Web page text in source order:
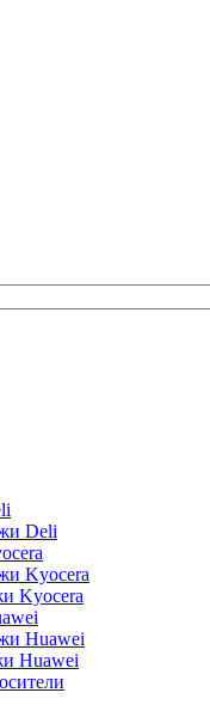
Deli
Kyocera
Kyocera
Huawei
Huawei